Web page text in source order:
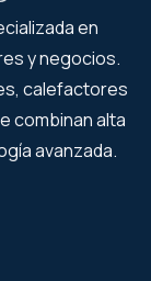
en
y negocios.
calefactores
combinan alta
avanzada.